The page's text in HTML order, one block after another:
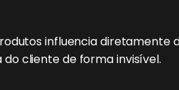
influencia diretamente
cliente de forma invisível.